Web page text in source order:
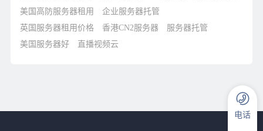
美国高防服务器租用
企业服务器托管
英国服务器租用价格
香港CN2服务器
服务器托管
美国服务器好
直播视频云
电话